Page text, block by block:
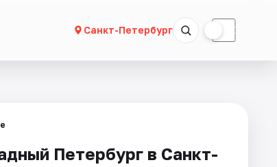
Санкт-Петербург ☾
Петербург в Санкт-